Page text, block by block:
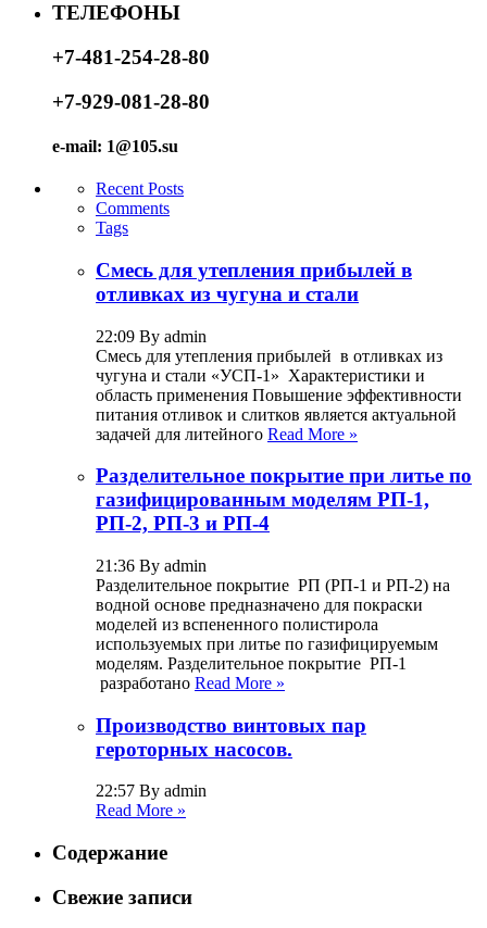
ТЕЛЕФОНЫ
+7-481-254-28-80
+7-929-081-28-80
e-mail: 1@105.su
Recent Posts
Comments
Tags
Смесь для утепления прибылей в
отливках из чугуна и стали
22:09 By admin
Смесь для утепления прибылей в отливках из
чугуна и стали «УСП-1» Характеристики и
область применения Повышение эффективности
питания отливок и слитков является актуальной
задачей для литейного Read More »
Разделительное покрытие при литье по
газифицированным моделям РП-1,
РП-2, РП-3 и РП-4
21:36 By admin
Разделительное покрытие РП (РП-1 и РП-2) на
водной основе предназначено для покраски
моделей из вспененного полистирола
используемых при литье по газифицируемым
моделям. Разделительное покрытие РП-1
разработано Read More »
Производство винтовых пар
героторных насосов.
22:57 By admin
Read More »
Содержание
Свежие записи